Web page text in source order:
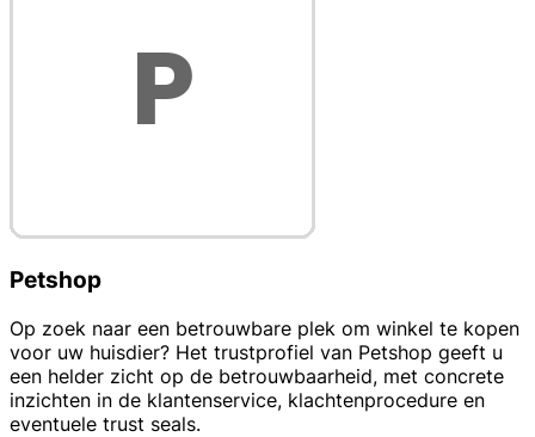
Petshop
Op zoek naar een betrouwbare plek om winkel te kopen
voor uw huisdier? Het trustprofiel van Petshop geeft u
een helder zicht op de betrouwbaarheid, met concrete
inzichten in de klantenservice, klachtenprocedure en
eventuele trust seals.